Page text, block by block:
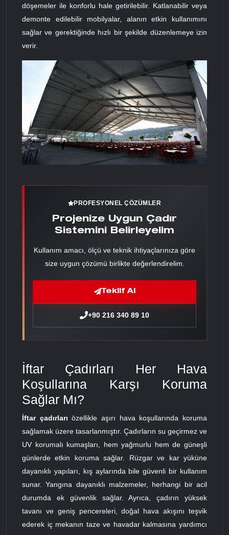
döşemeler ile konforlu hale getirilebilir. Katlanabilir veya
demonte edilebilir mobilyalar, alanın etkin kullanımını
sağlar ve gerektiğinde hızlı bir şekilde düzenlemeye izin
verir.
PROFESYONEL ÇÖZÜMLER
Projenize Uygun Çadır
Sistemini Belirleyelim
Kullanım amacı, ölçü ve teknik ihtiyaçlarınıza göre
size uygun çözümü birlikte değerlendirelim.
Teklif Al
+90 216 340 89 10
İftar Çadırları Her Hava
Koşullarına Karşı Koruma
Sağlar Mı?
İftar çadırlarıözellikle aşırı hava koşullarında koruma
sağlamak üzere tasarlanmıştır. Çadırların su geçirmez ve
UV korumalı kumaşları, hem yağmurlu hem de güneşli
günlerde etkin koruma sağlar. Rüzgar ve kar yüküne
dayanıklı yapıları, kış aylarında bile güvenli bir kullanım
sunar. Yangına dayanıklı malzemeler, herhangi bir acil
durumda ek güvenlik sağlar. Ayrıca, çadırın yüksek
tavanı ve geniş pencereleri, doğal hava akışını teşvik
ederek iç mekanın taze ve havadar kalmasına yardımcı